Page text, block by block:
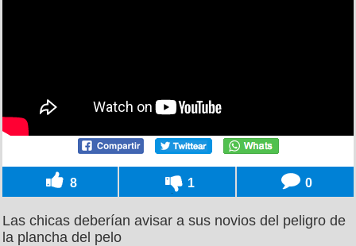
8 1 0
Las chicas deberían avisar a sus novios del peligro de
la plancha del pelo